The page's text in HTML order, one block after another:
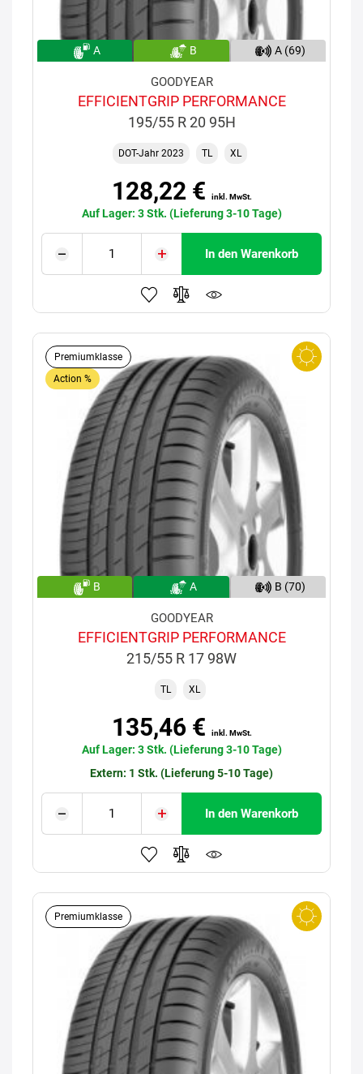
A B A (69)
GOODYEAR
EFFICIENTGRIP PERFORMANCE
195/55 R 20 95H
DOT-Jahr 2023 TL XL
128,22 € inkl. MwSt.
Auf Lager: 3 Stk. (Lieferung 3-10 Tage)
In den Warenkorb
Premiumklasse
Action %
B A B (70)
GOODYEAR
EFFICIENTGRIP PERFORMANCE
215/55 R 17 98W
TL XL
135,46 € inkl. MwSt.
Auf Lager: 3 Stk. (Lieferung 3-10 Tage)
Extern: 1 Stk. (Lieferung 5-10 Tage)
In den Warenkorb
Premiumklasse